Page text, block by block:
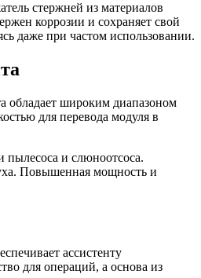
стержней из материалов
коррозии и сохраняет свой
даже при частом использовании.
обладает широким диапазоном
для перевода модуля в
пылесоса и слюноотсоса.
Повышенная мощность и
ассистенту
для операций, а основа из